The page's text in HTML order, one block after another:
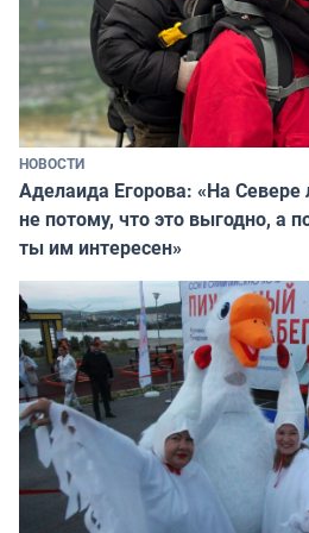
НОВОСТИ
Аделаида Егорова: «На
не потому, что это выгодно, а
ты им интересен»